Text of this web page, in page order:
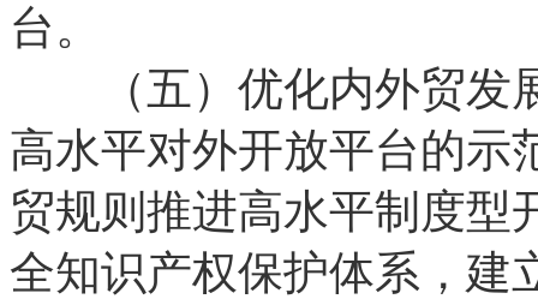
台。
（五）优化内外贸发
高水平对外开放平台的示
贸规则推进高水平制度型
全知识产权保护体系，建